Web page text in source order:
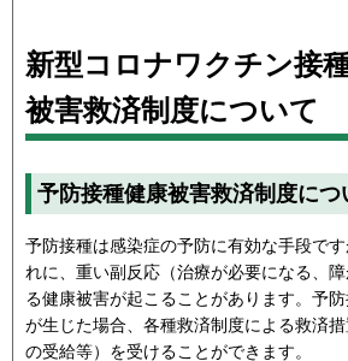
新型コロナワクチン接
被害救済制度について
予防接種健康被害救済制度につ
予防接種は感染症の予防に有効な手段で
れに、重い副反応（治療が必要になる、
る健康被害が起こることがあります。予
が生じた場合、各種救済制度による救済
の受給等）を受けることができます。